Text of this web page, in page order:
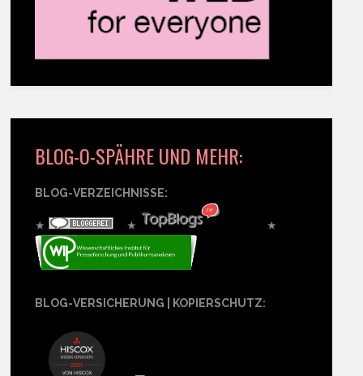
BLOG-O-SPÄHRE UND MEHR:
BLOG-VERZEICHNISSE:
★ ★ ★
BLOG-VERSICHERUNG | KOPIERSCHUTZ: